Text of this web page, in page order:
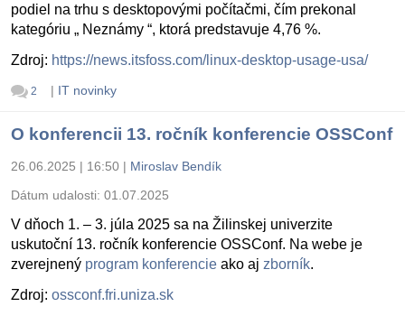
podiel na trhu s desktopovými počítačmi, čím prekonal
kategóriu „ Neznámy “, ktorá predstavuje 4,76 %.
Zdroj: https://news.itsfoss.com/linux-desktop-usage-usa/
2 | IT novinky
O konferencii 13. ročník konferencie OSSConf
26.06.2025 | 16:50 | Miroslav Bendík
Dátum udalosti: 01.07.2025
V dňoch 1. – 3. júla 2025 sa na Žilinskej univerzite
uskutoční 13. ročník konferencie OSSConf. Na webe je
zverejnený program konferencie ako aj zborník.
Zdroj: ossconf.fri.uniza.sk